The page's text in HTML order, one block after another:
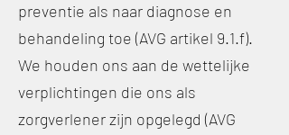
preventie als naar diagnose en
behandeling toe (AVG artikel 9.1.f).
We houden ons aan de wettelijke
verplichtingen die ons als
zorgverlener zijn opgelegd (AVG